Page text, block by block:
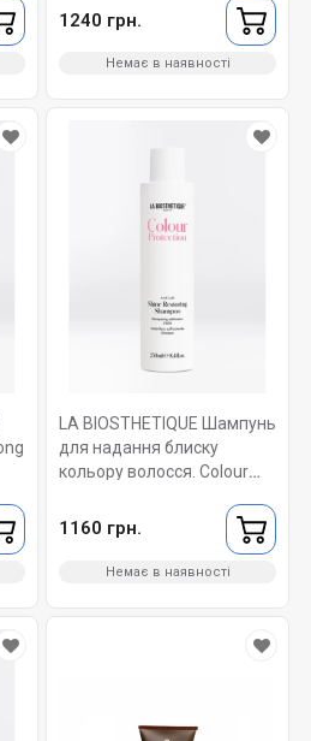
Protective Volumising
Shampoo 250 мл
1240 грн.
Немає в наявності
LA BIOSTHETIQUE Шампунь
для надання блиску
кольору волосся. Colour
Shampoo 250 мл
1160 грн.
Немає в наявності